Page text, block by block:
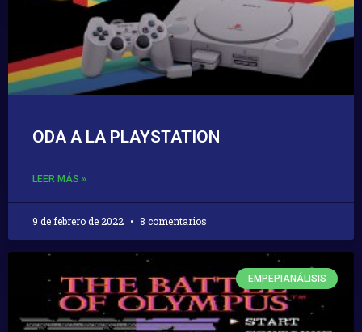
ODA A LA PLAYSTATION
LEER MÁS »
9 de febrero de 2022 8 comentarios
EMPEPIANÁLISIS